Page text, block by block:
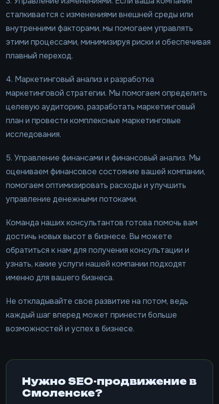
сталкивается с изменениями внешней среды или
внутренними факторами, мы помогаем управлять
этими процессами, минимизируя риски и обеспечивая
плавный переход.
4. Маркетинговый анализ и разработка
маркетинговой стратегии. Мы помогаем определить
целевую аудиторию, разработать маркетинговый
план и провести комплексные маркетинговые
исследования.
5. Управление финансами и финансовый анализ. Мы
оцениваем финансовое состояние вашей компании,
помогаем оптимизировать расходы и улучшить
управление денежными потоками.
Команда наших консультантов готова помочь вам
достичь новых высот в бизнесе. Вы можете
обратиться к нам для получения консультации и
узнать, какие услуги нашей компании подходят
именно для вашего бизнеса.
Не откладывайте свое развитие на потом, ведь
каждый шаг вперед может принести больше
возможностей и успех в бизнесе.
Нужно SEO-продвижение в
Смоленске?